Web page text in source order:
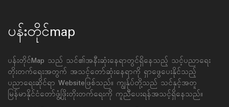
ပန်းတိုင်map
ပန်းတိုင်Map သည် သင်၏အနီးဆုံးနေရာတွင်ရှိနေသည့် သင့်ပညာရေး
တိုးတက်ရေးအတွက် အသင့်တော်ဆုံးနေရာကို ရှာဖွေပေးနိုင်သည့်
ပညာရေးဆိုင်ရာ Websiteဖြစ်သည်။ ကျွန်ုပ်တို့သည် သင်နှင့်အတူ
မြန်မာနိုင်ငံတော်ဖွံ့ဖြိုးတိုးတက်ရေးကို ကူညီပေးရန်အသင့်ရှိနေသည်။